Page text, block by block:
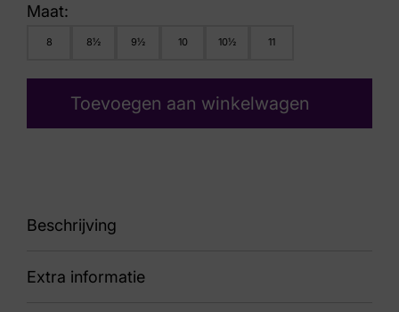
Maat:
8 8½ 9½ 10 10½ 11
Toevoegen aan winkelwagen
Beschrijving
89 Endrik Mulberry
Extra informatie